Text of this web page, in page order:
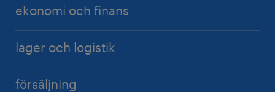
ekonomi och finans
lager och logistik
försäljning